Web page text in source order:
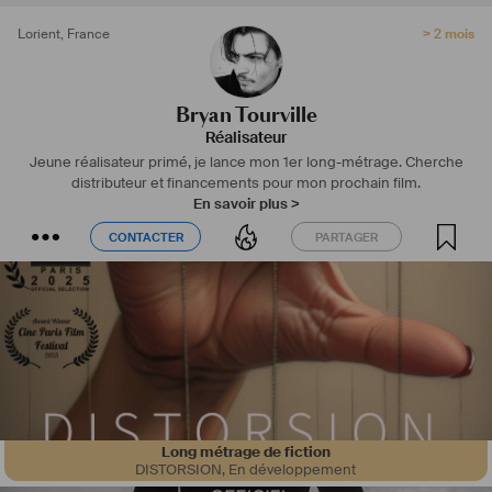
Lorient, France > 2 mois
Bryan Tourville
Réalisateur
Jeune réalisateur primé, je lance mon 1er long-métrage. Cherche
distributeur et financements pour mon prochain film.
En savoir plus >
CONTACTER PARTAGER
CONTACTER PARTAGER
Long métrage de fiction
DISTORSION, En développement